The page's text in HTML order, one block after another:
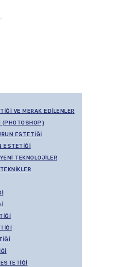
VE MERAK EDILENLER
(PHOTOSHOP)
ESTETIĞI
ESTETIĞI
TEKNOLOJILER